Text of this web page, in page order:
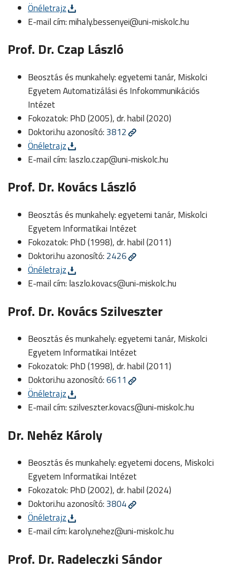
Önéletrajz
E-mail cím:mihaly.bessenyei@uni-miskolc.hu
Prof. Dr. Czap László
Beosztás és munkahely: egyetemi tanár, Miskolci
Egyetem Automatizálási és Infokommunikációs
Intézet
Fokozatok: PhD (2005), dr. habil (2020)
Doktori.hu azonosító: 3812
Önéletrajz
E-mail cím: laszlo.czap@uni-miskolc.hu
Prof. Dr. Kovács László
Beosztás és munkahely: egyetemi tanár, Miskolci
Egyetem Informatikai Intézet
Fokozatok: PhD (1998), dr. habil (2011)
Doktori.hu azonosító: 2426
Önéletrajz
E-mail cím: laszlo.kovacs@uni-miskolc.hu
Prof. Dr. Kovács Szilveszter
Beosztás és munkahely: egyetemi tanár, Miskolci
Egyetem Informatikai Intézet
Fokozatok: PhD (1998), dr. habil (2011)
Doktori.hu azonosító:6611
Önéletrajz
E-mail cím:szilveszter.kovacs@uni-miskolc.hu
Dr. Nehéz Károly
Beosztás és munkahely: egyetemi docens, Miskolci
Egyetem Informatikai Intézet
Fokozatok: PhD (2002), dr. habil (2024)
Doktori.hu azonosító: 3804
Önéletrajz
E-mail cím:karoly.nehez@uni-miskolc.hu
Prof. Dr. Radeleczki Sándor